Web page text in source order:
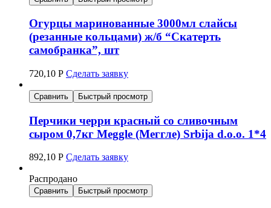
Огурцы маринованные 3000мл слайсы
(резанные кольцами) ж/б “Скатерть
самобранка”, шт
720,10 Р Сделать заявку
Сравнить Быстрый просмотр
Перчики черри красный со сливочным
сыром 0,7кг Meggle (Меггле) Srbija d.o.o. 1*4
892,10 Р Сделать заявку
Распродано
Сравнить Быстрый просмотр